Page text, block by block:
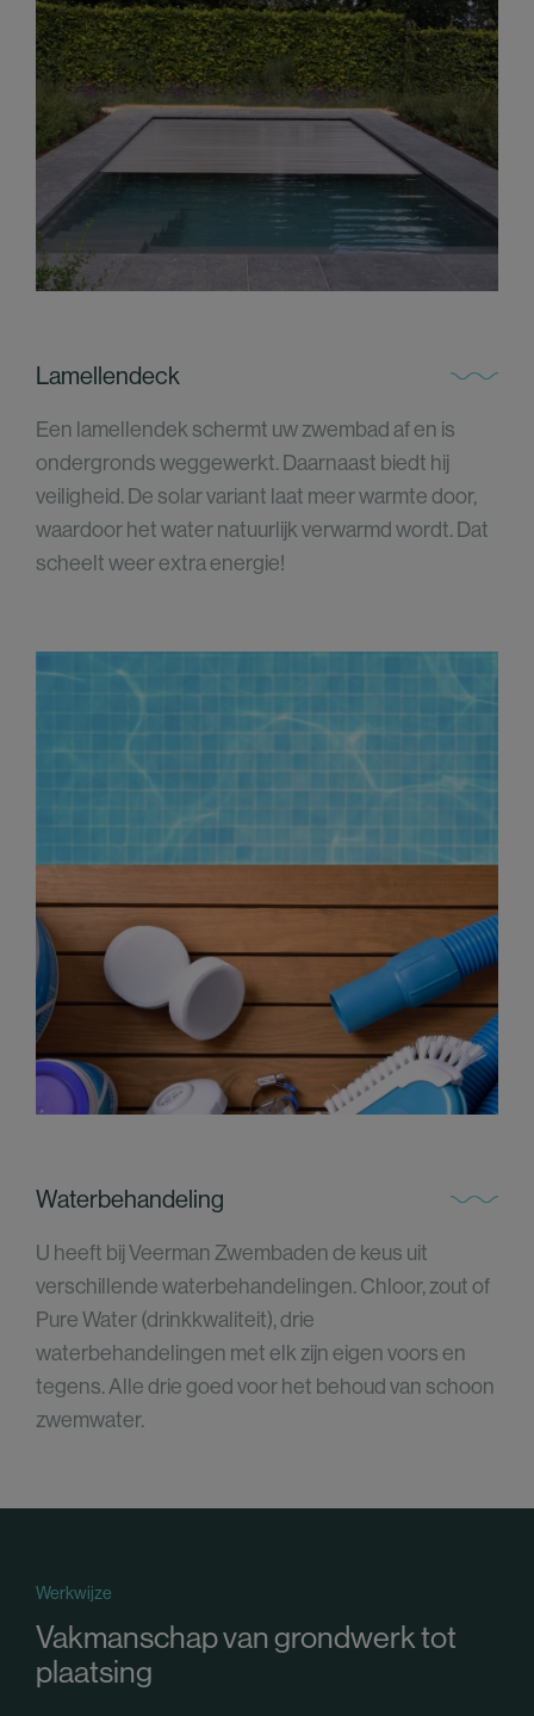
Lamellendeck
Een lamellendek schermt uw zwembad af en is
ondergronds weggewerkt. Daarnaast biedt hij
veiligheid. De solar variant laat meer warmte door,
waardoor het water natuurlijk verwarmd wordt. Dat
scheelt weer extra energie!
Waterbehandeling
U heeft bij Veerman Zwembaden de keus uit
verschillende waterbehandelingen. Chloor, zout of
Pure Water (drinkkwaliteit), drie
waterbehandelingen met elk zijn eigen voors en
tegens. Alle drie goed voor het behoud van schoon
zwemwater.
Werkwijze
Vakmanschap van grondwerk tot
plaatsing